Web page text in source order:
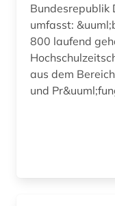
saarland (1)
Bundesrepublik
umfasst: &uuml;ber 68.000 Monographien ca.
800 laufend
Hochschulzeitschriften ca.
aus dem Bereich
und